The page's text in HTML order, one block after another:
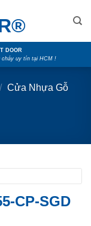
DOOR
cháy uy tín tại HCM !
/ Cửa Nhựa Gỗ
CP-SGD